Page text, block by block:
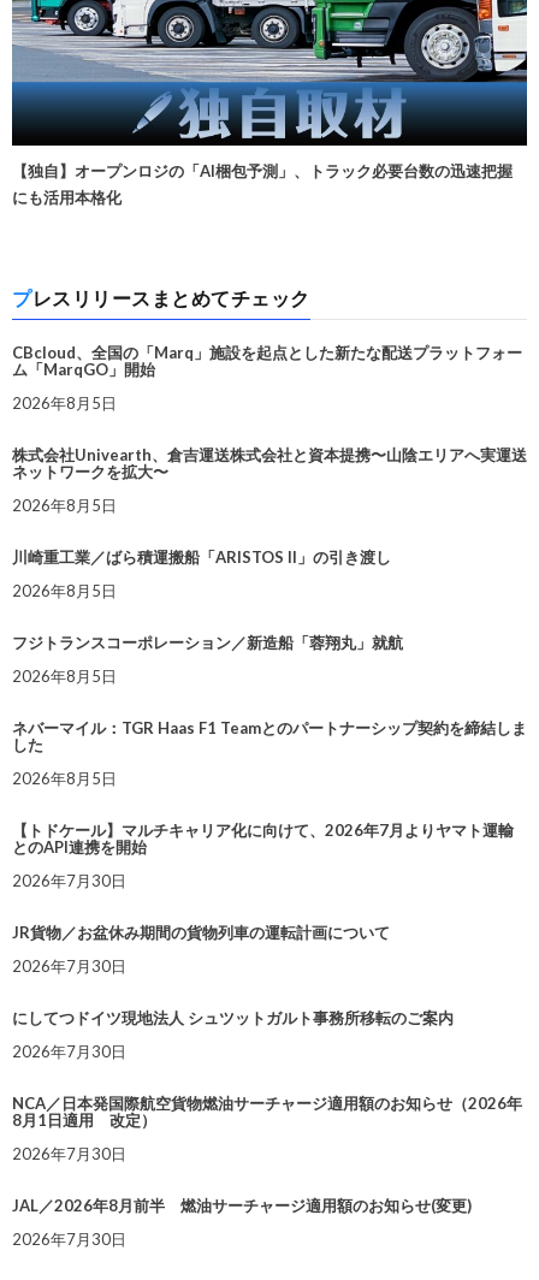
【独自】オープンロジの「AI梱包予測」、トラック必要台数の迅速把握
にも活用本格化
プレスリリースまとめてチェック
CBcloud、全国の「Marq」施設を起点とした新たな配送プラットフォー
ム「MarqGO」開始
2026年8月5日
株式会社Univearth、倉吉運送株式会社と資本提携〜山陰エリアへ実運送
ネットワークを拡大〜
2026年8月5日
川崎重工業／ばら積運搬船「ARISTOS II」の引き渡し
2026年8月5日
フジトランスコーポレーション／新造船「蓉翔丸」就航
2026年8月5日
ネバーマイル：TGR Haas F1 Teamとのパートナーシップ契約を締結しま
した
2026年8月5日
【トドケール】マルチキャリア化に向けて、2026年7月よりヤマト運輸
とのAPI連携を開始
2026年7月30日
JR貨物／お盆休み期間の貨物列車の運転計画について
2026年7月30日
にしてつドイツ現地法人 シュツットガルト事務所移転のご案内
2026年7月30日
NCA／日本発国際航空貨物燃油サーチャージ適用額のお知らせ（2026年
8月1日適用 改定）
2026年7月30日
JAL／2026年8月前半 燃油サーチャージ適用額のお知らせ(変更)
2026年7月30日